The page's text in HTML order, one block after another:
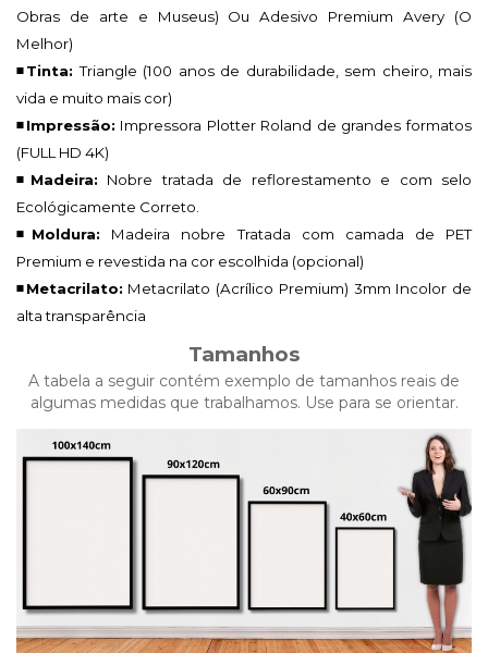
Obras de arte e Museus) Ou Adesivo Premium Avery (O
Melhor)
◾Tinta: Triangle (100 anos de durabilidade, sem cheiro, mais
vida e muito mais cor)
◾Impressão: Impressora Plotter Roland de grandes formatos
(FULL HD 4K)
◾Madeira: Nobre tratada de reflorestamento e com selo
Ecológicamente Correto.
◾Moldura: Madeira nobre Tratada com camada de PET
Premium e revestida na cor escolhida (opcional)
◾Metacrilato: Metacrilato (Acrílico Premium) 3mm Incolor de
alta transparência
Tamanhos
A tabela a seguir contém exemplo de tamanhos reais de
algumas medidas que trabalhamos. Use para se orientar.